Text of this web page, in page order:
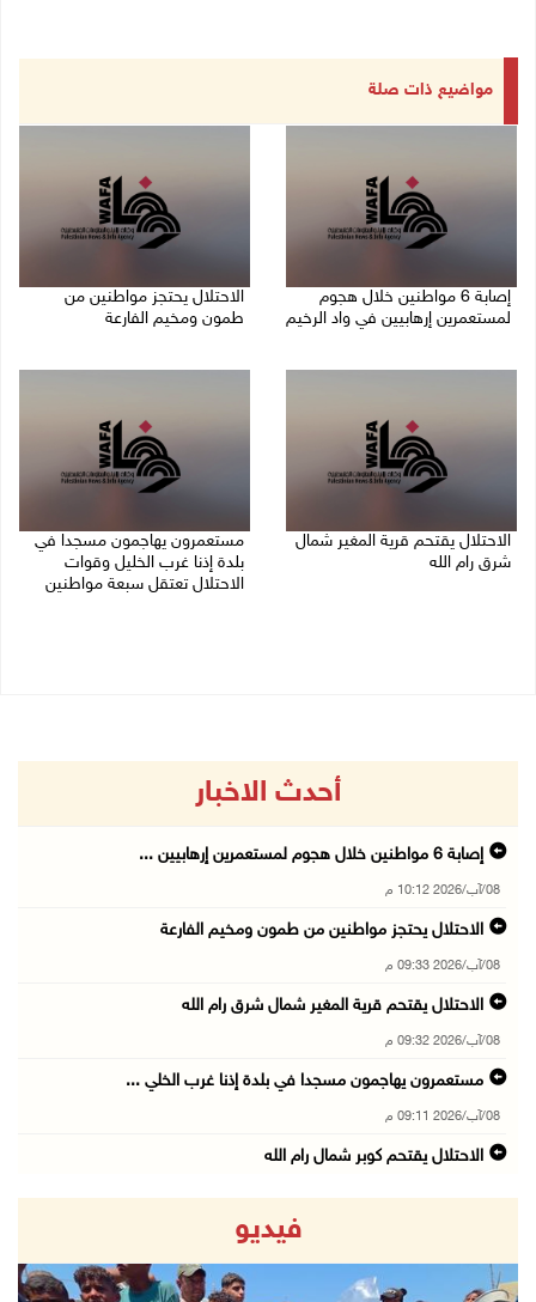
مواضيع ذات صلة
إصابة 6 مواطنين خلال هجوم
لمستعمرين إرهابيين في واد الرخيم
الاحتلال يحتجز مواطنين من
طمون ومخيم الفارعة
الاحتلال يقتحم قرية المغير شمال
شرق رام الله
مستعمرون يهاجمون مسجدا في
بلدة إذنا غرب الخليل وقوات
الاحتلال تعتقل سبعة مواطنين
أحدث الاخبار
إصابة 6 مواطنين خلال هجوم لمستعمرين إرهابيين ...
08/آب/2026 10:12 م
الاحتلال يحتجز مواطنين من طمون ومخيم الفارعة
08/آب/2026 09:33 م
الاحتلال يقتحم قرية المغير شمال شرق رام الله
08/آب/2026 09:32 م
مستعمرون يهاجمون مسجدا في بلدة إذنا غرب الخلي ...
08/آب/2026 09:11 م
الاحتلال يقتحم كوبر شمال رام الله
إصابات بالاختناق خلال مواجهات مع الاحتلال في ...
08/آب/2026 08:23 م
فيديو